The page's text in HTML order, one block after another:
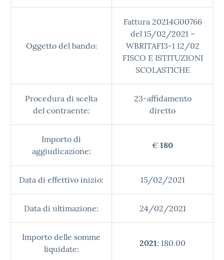
Oggetto del bando:
Fattura 20214G00766
del 15/02/2021 –
WBRITAFI3-1 12/02
FISCO E ISTITUZIONI
SCOLASTICHE
Procedura di scelta
del contraente:
23-affidamento
diretto
Importo di
aggiudicazione:
€ 180
Data di effettivo inizio: 15/02/2021
Data di ultimazione: 24/02/2021
Importo delle somme
liquidate:
2021: 180.00